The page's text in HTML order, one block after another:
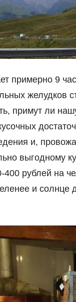
примерно 9
желудков
примут ли
и,
выгодному
рублей на
и